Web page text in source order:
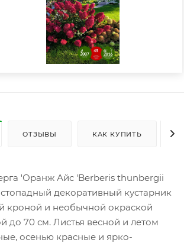
ОТЗЫВЫ КАК КУПИТЬ
'Оранж Айс 'Berberis thunbergii
декоративный кустарник
кроной и необычной окраской
до 70 см. Листья весной и летом
осенью красные и ярко-